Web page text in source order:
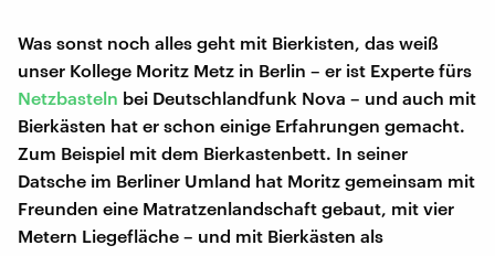
Was sonst noch alles geht mit Bierkisten, das weiß
unser Kollege Moritz Metz in Berlin – er ist Experte fürs
Netzbasteln bei Deutschlandfunk Nova – und auch mit
Bierkästen hat er schon einige Erfahrungen gemacht.
Zum Beispiel mit dem Bierkastenbett. In seiner
Datsche im Berliner Umland hat Moritz gemeinsam mit
Freunden eine Matratzenlandschaft gebaut, mit vier
Metern Liegefläche – und mit Bierkästen als